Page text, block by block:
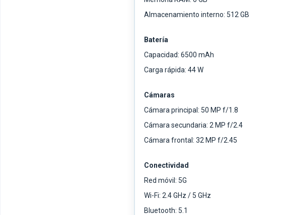
Almacenamiento interno: 512 GB
Batería
Capacidad: 6500 mAh
Carga rápida: 44 W
Cámaras
Cámara principal: 50 MP f/1.8
Cámara secundaria: 2 MP f/2.4
Cámara frontal: 32 MP f/2.45
Conectividad
Red móvil: 5G
Wi-Fi: 2.4 GHz / 5 GHz
Bluetooth: 5.1